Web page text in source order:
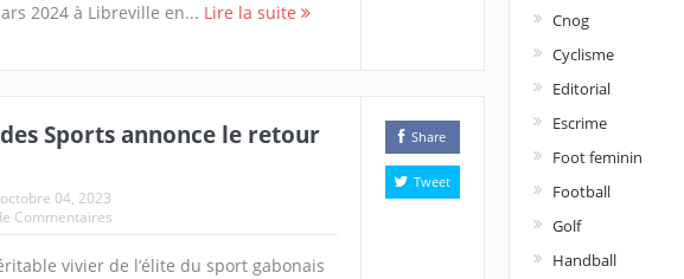
2024 à Libreville en... Lire la suite
Sports annonce le retour
octobre 04, 2023
Commentaires
vivier de l’élite du sport gabonais
Share
Tweet
Cnog
Cyclisme
Editorial
Escrime
Foot feminin
Football
Golf
Handball